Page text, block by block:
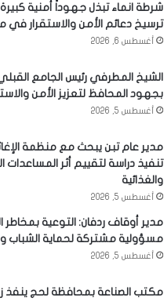
شرطة انماء تبذل جهوداً أمنية
ترسيخ دعائم الأمن والاستقرار في
أغسطس 6, 2026
الشيخ المطرفي رئيس الجامع
بجهود المحافظ لتعزيز الأمن
أغسطس 5, 2026
مدير عام تبن يبحث مع منظمة
تنفيذ دراسة لتقييم أثر المساعدات
والغذائية
أغسطس 5, 2026
مدير أوقاف ردفان: التوعية بمخاطر
مسؤولية مشتركة لحماية الشباب
أغسطس 5, 2026
مكتب الصناعة بمحافظة لحج ينفذ